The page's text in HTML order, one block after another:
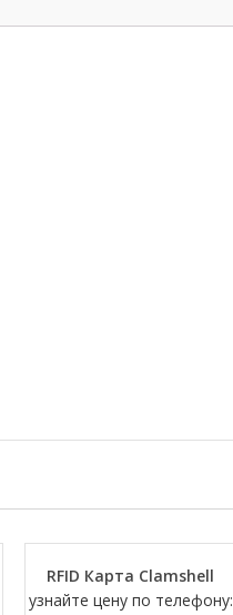
RFID Карта Clamshell
узнайте цену по телефону: